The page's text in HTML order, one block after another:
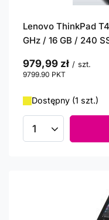
Lenovo ThinkPad
GHz / 16 GB / 240
979,99 zł / szt.
9799.90 PKT
Dostępny (1 szt.)
Ilość produktów